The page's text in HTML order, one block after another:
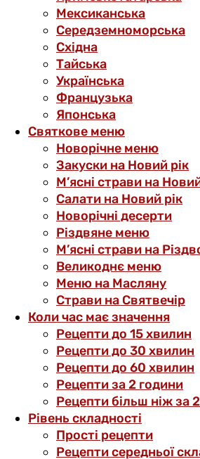
Мексиканська
Середземноморська
Східна
Тайська
Українська
Французька
Японська
Святкове меню
Новорічне меню
Закуски на Новий рік
М’ясні страви на
Салати на Новий рік
Новорічні десерти
Різдвяне меню
М’ясні страви на
Великоднє меню
Меню на Масляну
Страви на Святвечір
Коли час має значення
Рецепти до 15 хвилин
Рецепти до 30 хвилин
Рецепти до 60 хвилин
Рецепти за 2 години
Рецепти більш ніж за
Рівень складності
Прості рецепти
Рецепти середньої